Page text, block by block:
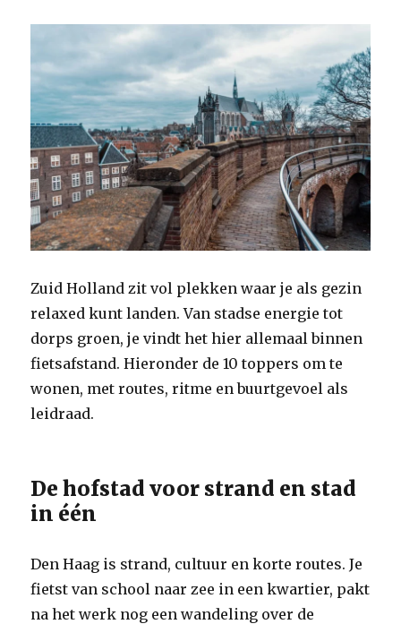
Zuid Holland zit vol plekken waar je als gezin
relaxed kunt landen. Van stadse energie tot
dorps groen, je vindt het hier allemaal binnen
fietsafstand. Hieronder de 10 toppers om te
wonen, met routes, ritme en buurtgevoel als
leidraad.
De hofstad voor strand en stad
in één
Den Haag is strand, cultuur en korte routes. Je
fietst van school naar zee in een kwartier, pakt
na het werk nog een wandeling over de